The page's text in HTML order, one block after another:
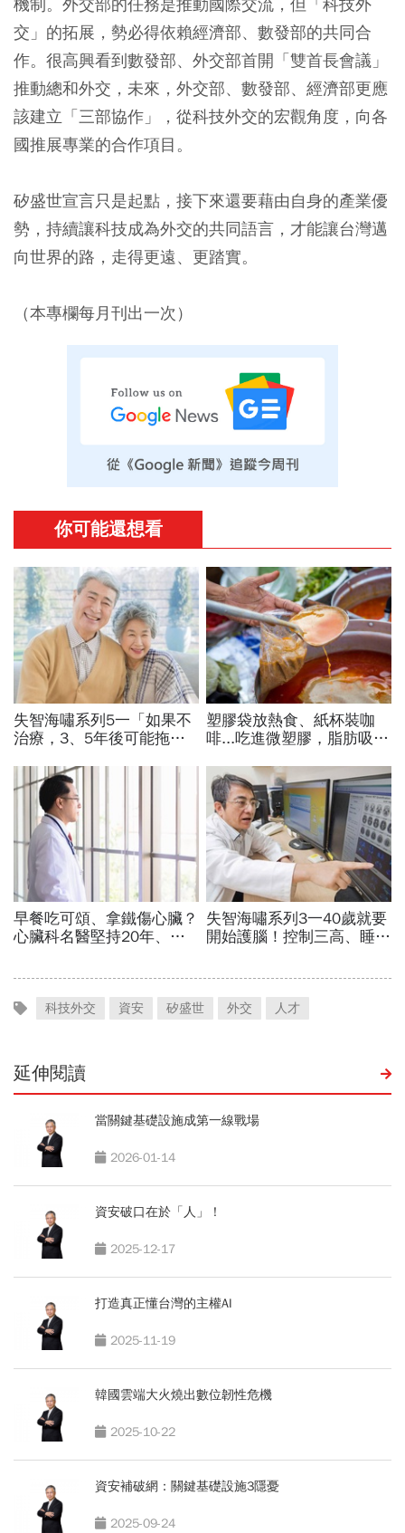
機制。外交部的任務是推動國際交流，但「科技外
交」的拓展，勢必得依賴經濟部、數發部的共同合
作。很高興看到數發部、外交部首開「雙首長會議」
推動總和外交，未來，外交部、數發部、經濟部更應
該建立「三部協作」，從科技外交的宏觀角度，向各
國推展專業的合作項目。
矽盛世宣言只是起點，接下來還要藉由自身的產業優
勢，持續讓科技成為外交的共同語言，才能讓台灣邁
向世界的路，走得更遠、更踏實。
（本專欄每月刊出一次）
科技外交 資安 矽盛世 外交 人才
延伸閱讀
當關鍵基礎設施成第一線戰場
2026-01-14
資安破口在於「人」！
2025-12-17
打造真正懂台灣的主權AI
2025-11-19
韓國雲端大火燒出數位韌性危機
2025-10-22
資安補破網：關鍵基礎設施3隱憂
2025-09-24